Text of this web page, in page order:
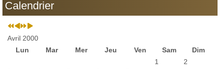
Calendrier
Avril 2000
Lun
Mar Mer Jeu Ven Sam
Dim
1
2